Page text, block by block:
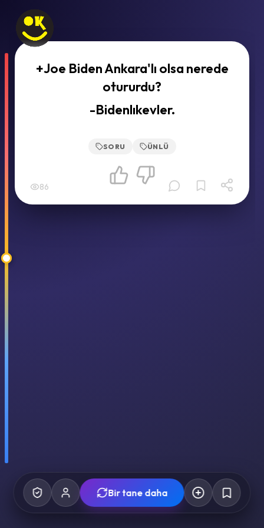
+Joe Biden Ankara'lı olsa nerede
otururdu?
-Bidenlıkevler.
SORU ÜNLÜ
86
Bir tane daha